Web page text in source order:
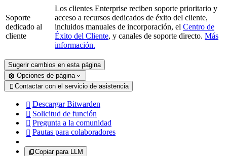
Soporte
dedicado al
cliente
Los clientes Enterprise reciben soporte prioritario y
acceso a recursos dedicados de éxito del cliente,
incluidos manuales de incorporación, el Centro de
Éxito del Cliente, y canales de soporte directo. Más
información.
Sugerir cambios en esta página
Opciones de página
 Contactar con el servicio de asistencia
 Descargar Bitwarden
 Solicitud de función
 Pregunta a la comunidad
 Pautas para colaboradores
Copiar para LLM